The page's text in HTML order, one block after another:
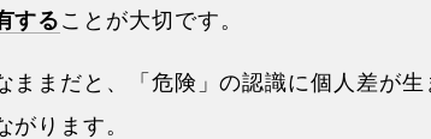
する ことが大切です。
ままだと、「危険」の認識に個人差が
がります。